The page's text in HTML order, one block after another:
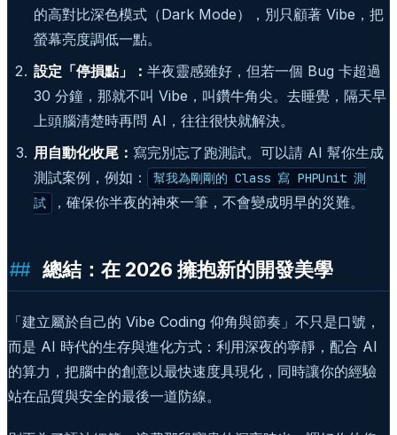
的高對比深色模式（Dark Mode），別只顧著 Vibe，把
螢幕亮度調低一點。
設定「停損點」： 半夜靈感雖好，但若一個 Bug 卡超過
30 分鐘，那就不叫 Vibe，叫鑽牛角尖。去睡覺，隔天早
上頭腦清楚時再問 AI，往往很快就解決。
用自動化收尾： 寫完別忘了跑測試。可以請 AI 幫你生成
測試案例，例如：
幫我為剛剛的 Class 寫 PHPUnit 測
試
，確保你半夜的神來一筆，不會變成明早的災難。
總結：在 2026 擁抱新的開發美學
「建立屬於自己的 Vibe Coding 仰角與節奏」不只是口號，
而是 AI 時代的生存與進化方式：利用深夜的寧靜，配合 AI
的算力，把腦中的創意以最快速度具現化，同時讓你的經驗
站在品質與安全的最後一道防線。